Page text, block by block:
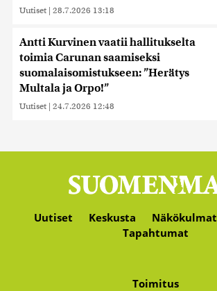
Uutiset | 28.7.2026 13:18
Antti Kurvinen vaatii hallitukselta
toimia Carunan saamiseksi
suomalaisomistukseen: ”Herätys
Multala ja Orpo!”
Uutiset | 24.7.2026 12:48
Uutiset Keskusta Näkökulmat
Tapahtumat
Toimitus